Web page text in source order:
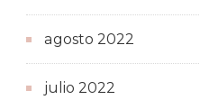
agosto 2022
julio 2022